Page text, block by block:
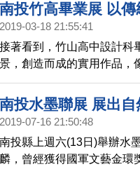
南投竹高畢業展 以
2019-03-18 21:55:41
接著看到，竹山高中設計科
景，創造而成的實用作品，
一起去看看。
南投水墨聯展 展出
2019-07-16 21:50:48
南投縣上週六(13日)舉辦水
麟，曾經獲得國軍文藝金環